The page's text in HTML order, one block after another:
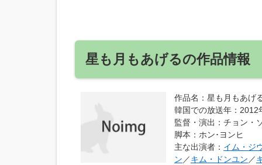
星も月もあげるの作品情報
作品名 ：星も月もあげ
韓国での放送年 ：
監督・演出 ：チョン・
脚本 ：ホン･ヨンヒ
主な出演者 ： イム・ジ
ン ／キム・ドンユン ／